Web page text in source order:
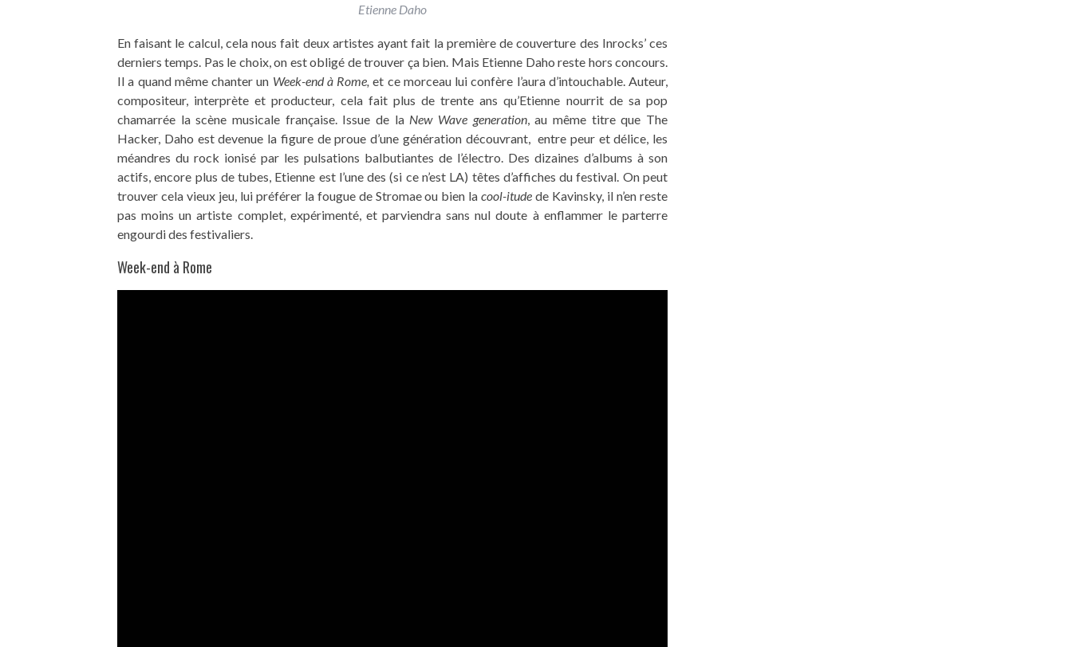
Etienne Daho
En faisant le calcul, cela nous fait deux artistes ayant fait la première de couverture des Inrocks’ ces
derniers temps. Pas le choix, on est obligé de trouver ça bien. Mais Etienne Daho reste hors concours.
Il a quand même chanter un Week-end à Rome,et ce morceau lui confère l’aura d’intouchable. Auteur,
compositeur, interprète et producteur, cela fait plus de trente ans qu’Etienne nourrit de sa pop
chamarrée la scène musicale française. Issue de laNew Wave generation, au même titre que The
Hacker, Daho est devenue la figure de proue d’une génération découvrant, entre peur et délice, les
méandres du rock ionisé par les pulsations balbutiantes de l’électro. Des dizaines d’albums à son
actifs, encore plus de tubes, Etienne est l’une des (si ce n’est LA) têtes d’affiches du festival. On peut
trouver cela vieux jeu, lui préférer la fougue de Stromae ou bien lacool-itude de Kavinsky, il n’en reste
pas moins un artiste complet, expérimenté, et parviendra sans nul doute à enflammer le parterre
engourdi des festivaliers.
Week-end à Rome